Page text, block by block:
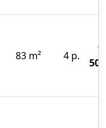
83 m² 4 p.